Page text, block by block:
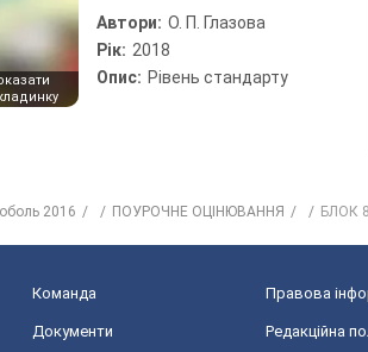
Автори: О. П. Глазова
Рік: 2018
Опис: Рівень стандарту
2016 ПОУРОЧНЕ ОЦІНЮВАННЯ БЛОК 8
Команда Правова
Документи Редакційна